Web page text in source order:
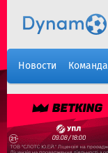
Новости Команда